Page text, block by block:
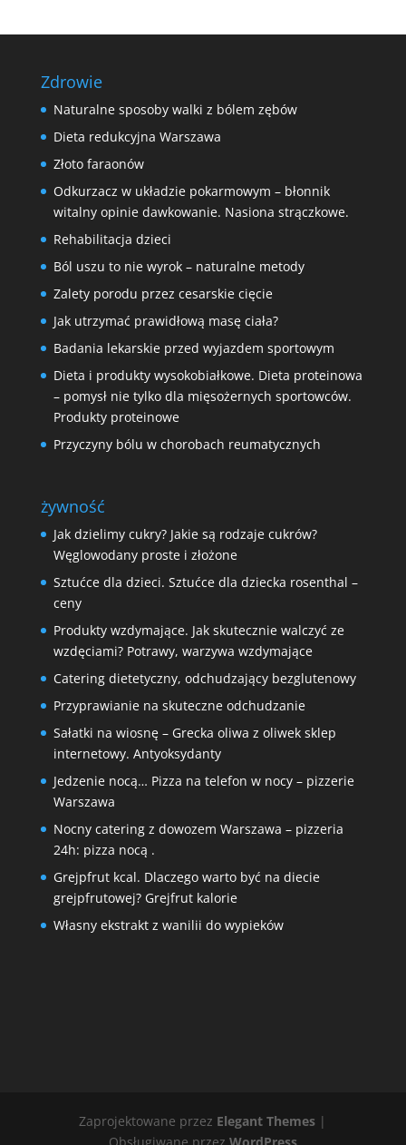
Zdrowie
Naturalne sposoby walki z bólem zębów
Dieta redukcyjna Warszawa
Złoto faraonów
Odkurzacz w układzie pokarmowym – błonnik
witalny opinie dawkowanie. Nasiona strączkowe.
Rehabilitacja dzieci
Ból uszu to nie wyrok – naturalne metody
Zalety porodu przez cesarskie cięcie
Jak utrzymać prawidłową masę ciała?
Badania lekarskie przed wyjazdem sportowym
Dieta i produkty wysokobiałkowe. Dieta proteinowa
– pomysł nie tylko dla mięsożernych sportowców.
Produkty proteinowe
Przyczyny bólu w chorobach reumatycznych
żywność
Jak dzielimy cukry? Jakie są rodzaje cukrów?
Węglowodany proste i złożone
Sztućce dla dzieci. Sztućce dla dziecka rosenthal –
ceny
Produkty wzdymające. Jak skutecznie walczyć ze
wzdęciami? Potrawy, warzywa wzdymające
Catering dietetyczny, odchudzający bezglutenowy
Przyprawianie na skuteczne odchudzanie
Sałatki na wiosnę – Grecka oliwa z oliwek sklep
internetowy. Antyoksydanty
Jedzenie nocą… Pizza na telefon w nocy – pizzerie
Warszawa
Nocny catering z dowozem Warszawa – pizzeria
24h: pizza nocą .
Grejpfrut kcal. Dlaczego warto być na diecie
grejpfrutowej? Grejfrut kalorie
Własny ekstrakt z wanilii do wypieków
Zaprojektowane przez Elegant Themes |